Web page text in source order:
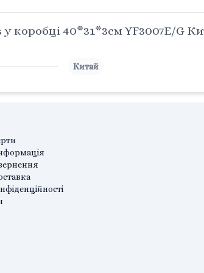
коробці 40*31*3см YF3007E/G
Китай